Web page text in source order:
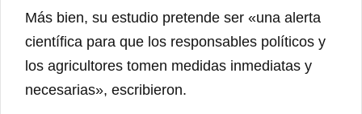
Más bien, su estudio pretende ser «una alerta
científica para que los responsables políticos y
los agricultores tomen medidas inmediatas y
necesarias», escribieron.